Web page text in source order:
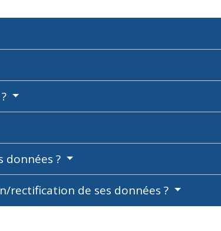
données ?
rectification de ses données ?